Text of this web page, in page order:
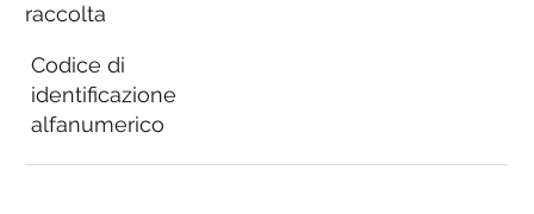
raccolta
Codice di
identificazione
alfanumerico